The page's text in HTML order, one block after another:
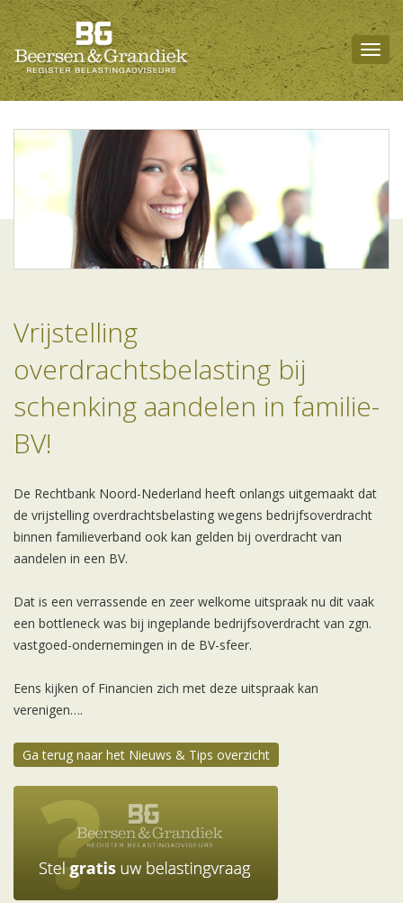
Vrijstelling
overdrachtsbelasting bij
schenking aandelen in familie-
BV!
De Rechtbank Noord-Nederland heeft onlangs uitgemaakt dat
de vrijstelling overdrachtsbelasting wegens bedrijfsoverdracht
binnen familieverband ook kan gelden bij overdracht van
aandelen in een BV.
Dat is een verrassende en zeer welkome uitspraak nu dit vaak
een bottleneck was bij ingeplande bedrijfsoverdracht van zgn.
vastgoed-ondernemingen in de BV-sfeer.
Eens kijken of Financien zich met deze uitspraak kan
verenigen….
Ga terug naar het Nieuws & Tips overzicht